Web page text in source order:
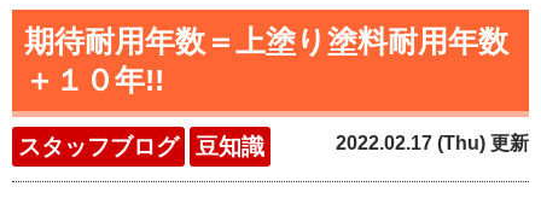
期待耐用年数＝上塗り塗料耐用年数
＋１０年!!
スタッフブログ 豆知識 2022.02.17 (Thu) 更新